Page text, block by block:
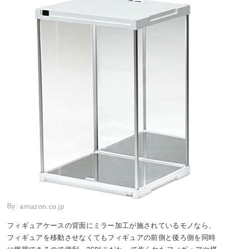
By:amazon.co.jp
フィギュアケースの背面にミラー加工が施されているモノなら、
フィギュアを移動させなくてもフィギュアの前側と後ろ側を同時